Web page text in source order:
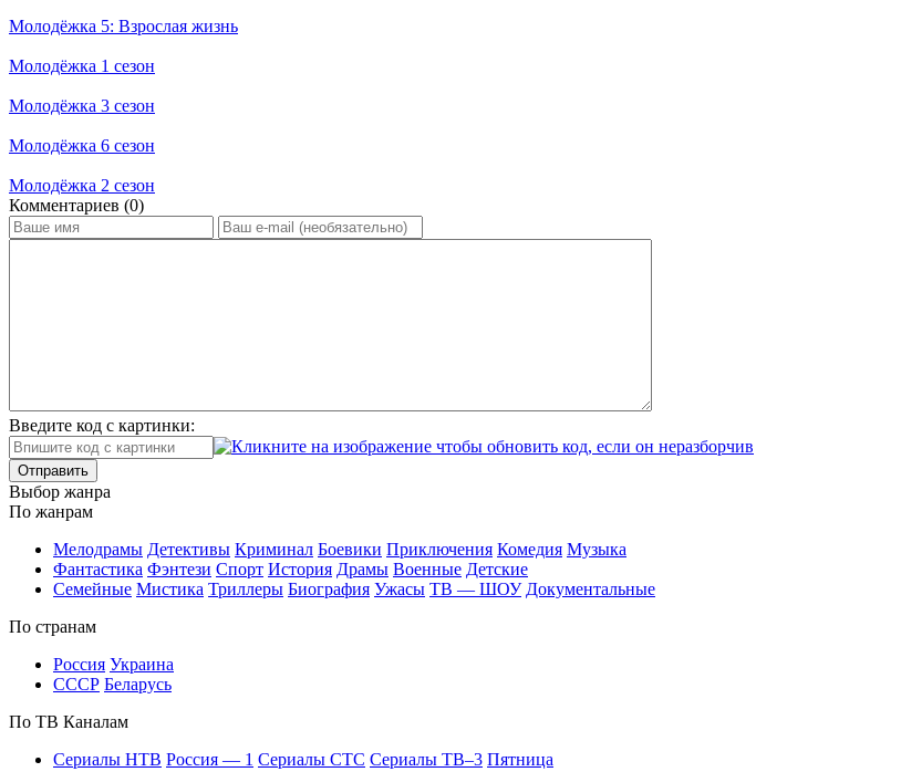
Молодёжка 5: Взрослая жизнь
Молодёжка 1 сезон
Молодёжка 3 сезон
Молодёжка 6 сезон
Молодёжка 2 сезон
Ком­мен­та­ри­ев (0)
Введите код с картинки:
Отправить
Вы­бор жан­ра
По жан­рам
Ме­ло­дра­мы Де­тек­ти­вы Кри­ми­нал Бое­ви­ки При­клю­че­ния Ко­ме­дия Му­зы­ка
Фан­та­сти­ка Фэн­те­зи Спорт Ис­то­рия Дра­мы Во­ен­ные Дет­ские
Се­мей­ные Мис­ти­ка Трил­ле­ры Био­гра­фия Ужа­сы ТВ — ШОУ До­ку­мен­таль­ные
По стра­нам
Рос­сия Ук­раи­на
СССР Бе­ла­русь
По ТВ Ка­на­лам
Се­риа­лы НТВ Рос­сия — 1 Се­риа­лы СТС Се­риа­лы ТВ–3 Пят­ни­ца